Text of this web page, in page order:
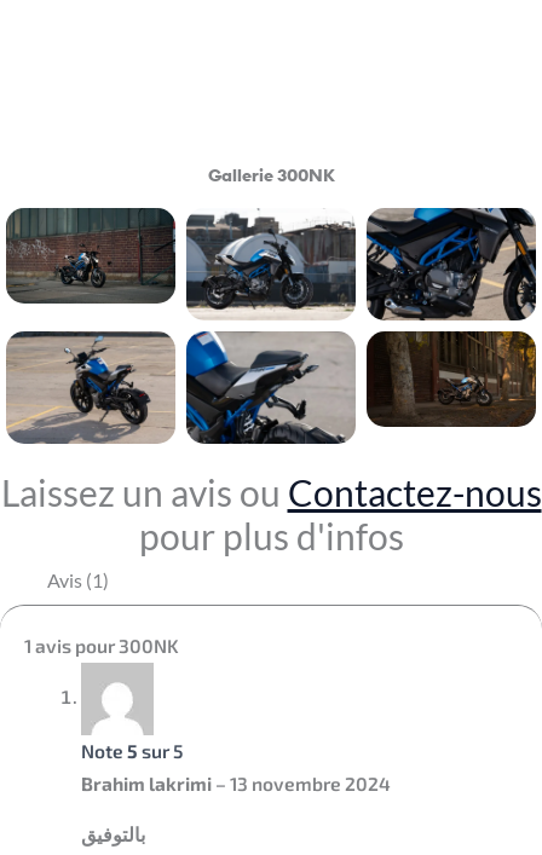
Gallerie 300NK
Laissez un avis ou Contactez-nous
pour plus d'infos
Avis (1)
1 avis pour 300NK
Note 5 sur 5
Brahim lakrimi – 13 novembre 2024
بالتوفيق